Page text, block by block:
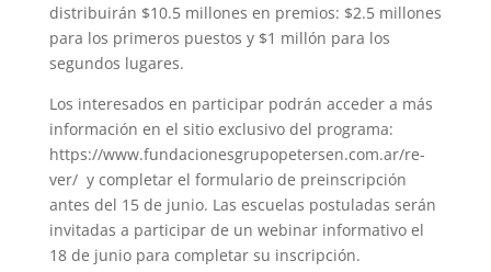
distribuirán $10.5 millones en premios: $2.5 millones
para los primeros puestos y $1 millón para los
segundos lugares.
Los interesados en participar podrán acceder a más
información en el sitio exclusivo del programa:
https://www.fundacionesgrupopetersen.com.ar/re-
ver/ y completar el formulario de preinscripción
antes del 15 de junio. Las escuelas postuladas serán
invitadas a participar de un webinar informativo el
18 de junio para completar su inscripción.